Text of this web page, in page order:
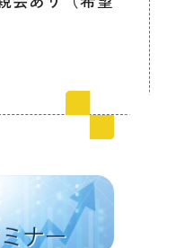
サービス
サイトへ